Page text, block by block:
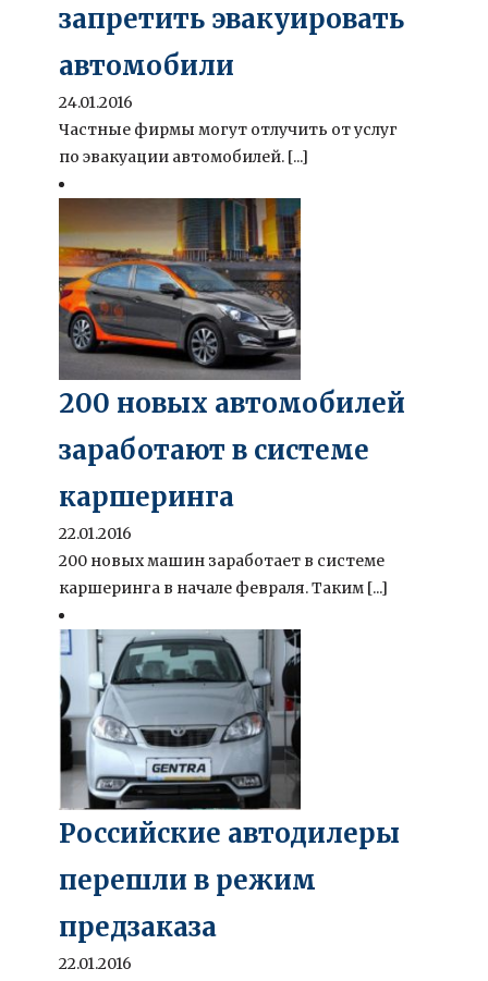
запретить эвакуировать
автомобили
24.01.2016
Частные фирмы могут отлучить от услуг
по эвакуации автомобилей. [...]
200 новых автомобилей
заработают в системе
каршеринга
22.01.2016
200 новых машин заработает в системе
каршеринга в начале февраля. Таким [...]
Российские автодилеры
перешли в режим
предзаказа
22.01.2016